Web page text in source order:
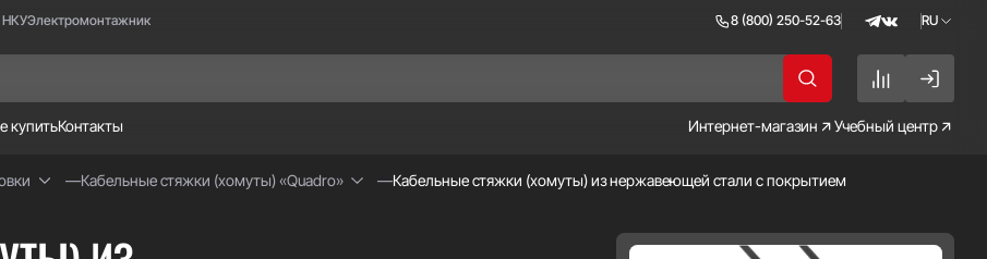
НКУЭлектромонтажник 8 (800) 250-52-63 RU
RU
EN
купитьКонтакты Интернет-магазин Учебный центр
Кабельные стяжки (хомуты) «Quadro» Кабельные стяжки (хомуты) из нержавеющей стали с покрытием